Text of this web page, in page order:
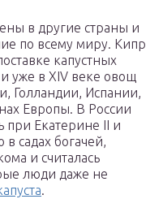
в другие страны и
по всему миру. Кипр
капустных
уже в XIV веке овощ
Голландии, Испании,
Европы. В России
при Екатерине II и
садах богачей,
и считалась
люди даже не
.